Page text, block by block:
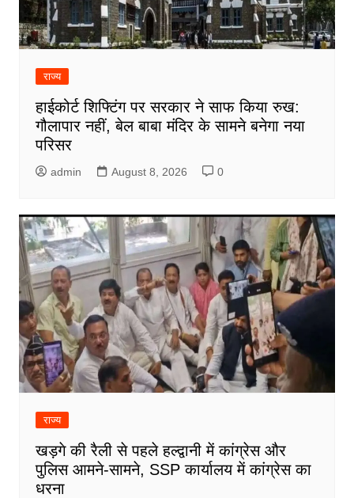
राज्य
हाईकोर्ट शिफ्टिंग पर सरकार ने साफ किया रुख:
गौलापार नहीं, बेल बाबा मंदिर के सामने बनेगा नया
परिसर
admin August 8, 2026 0
राज्य
खड़गे की रैली से पहले हल्द्वानी में कांग्रेस और
पुलिस आमने-सामने, SSP कार्यालय में कांग्रेस का
धरना